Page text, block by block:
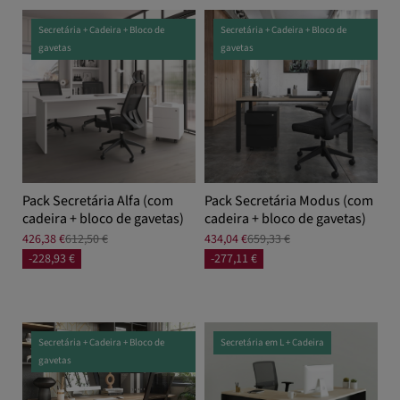
Secretária + Cadeira + Bloco de
gavetas
Pack Secretária Alfa (com
cadeira + bloco de gavetas)
426,38 €612,50 €
-228,93 €
Secretária + Cadeira + Bloco de
gavetas
Pack Secretária Modus (com
cadeira + bloco de gavetas)
434,04 €659,33 €
-277,11 €
Secretária + Cadeira + Bloco de
gavetas
Secretária em L + Cadeira